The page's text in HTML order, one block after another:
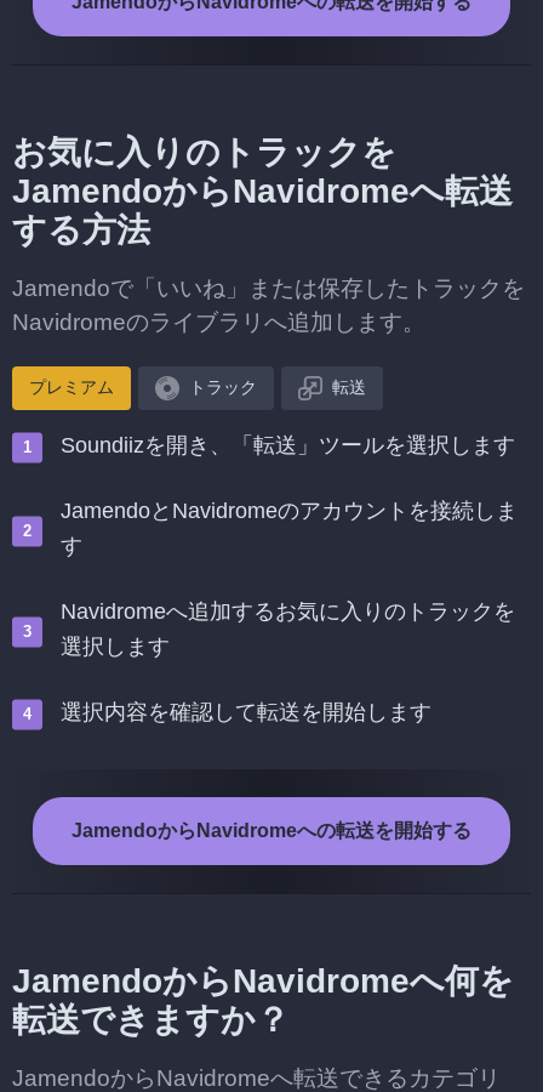
お気に入りのトラックを
JamendoからNavidromeへ転送
する方法
Jamendoで「いいね」または保存したトラックを
Navidromeのライブラリへ追加します。
プレミアム トラック 転送
Soundiizを開き、「転送」ツールを選択します
JamendoとNavidromeのアカウントを接続しま
す
Navidromeへ追加するお気に入りのトラックを
選択します
選択内容を確認して転送を開始します
JamendoからNavidromeへの転送を開始する
JamendoからNavidromeへ何を
転送できますか？
JamendoからNavidromeへ転送できるカテゴリ